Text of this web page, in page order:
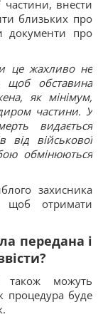
частини, внести
близьких про
документи про
це жахливо не
щоб обставина
як мінімум,
частини. У
видається
від військової
обмінюються
захисника
щоб отримати
передана і
також можуть
процедура буде